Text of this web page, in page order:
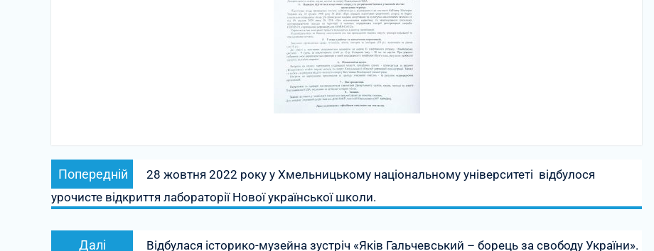
Навігація
записів
Попередній
запис:
28 жовтня 2022 року у Хмельницькому національному університеті відбулося
урочисте відкриття лабораторії Нової української школи.
Далі
Наступний
Відбулася історико-музейна зустріч «Яків Гальчевський – борець за свободу України».